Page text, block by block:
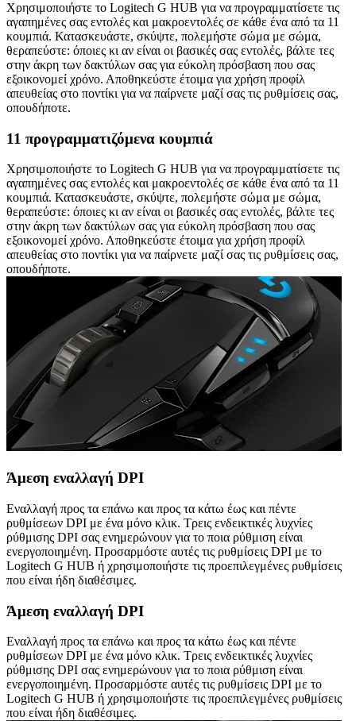
Χρησιμοποιήστε το Logitech G HUB για να προγραμματίσετε τις
αγαπημένες σας εντολές και μακροεντολές σε κάθε ένα από τα 11
κουμπιά. Κατασκευάστε, σκύψτε, πολεμήστε σώμα με σώμα,
θεραπεύστε: όποιες κι αν είναι οι βασικές σας εντολές, βάλτε τες
στην άκρη των δακτύλων σας για εύκολη πρόσβαση που σας
εξοικονομεί χρόνο. Αποθηκεύστε έτοιμα για χρήση προφίλ
απευθείας στο ποντίκι για να παίρνετε μαζί σας τις ρυθμίσεις σας,
οπουδήποτε.
11 προγραμματιζόμενα κουμπιά
Χρησιμοποιήστε το Logitech G HUB για να προγραμματίσετε τις
αγαπημένες σας εντολές και μακροεντολές σε κάθε ένα από τα 11
κουμπιά. Κατασκευάστε, σκύψτε, πολεμήστε σώμα με σώμα,
θεραπεύστε: όποιες κι αν είναι οι βασικές σας εντολές, βάλτε τες
στην άκρη των δακτύλων σας για εύκολη πρόσβαση που σας
εξοικονομεί χρόνο. Αποθηκεύστε έτοιμα για χρήση προφίλ
απευθείας στο ποντίκι για να παίρνετε μαζί σας τις ρυθμίσεις σας,
οπουδήποτε.
Άμεση εναλλαγή DPI
Εναλλαγή προς τα επάνω και προς τα κάτω έως και πέντε
ρυθμίσεων DPI με ένα μόνο κλικ. Τρεις ενδεικτικές λυχνίες
ρύθμισης DPI σας ενημερώνουν για το ποια ρύθμιση είναι
ενεργοποιημένη. Προσαρμόστε αυτές τις ρυθμίσεις DPI με το
Logitech G HUB ή χρησιμοποιήστε τις προεπιλεγμένες ρυθμίσεις
που είναι ήδη διαθέσιμες.
Άμεση εναλλαγή DPI
Εναλλαγή προς τα επάνω και προς τα κάτω έως και πέντε
ρυθμίσεων DPI με ένα μόνο κλικ. Τρεις ενδεικτικές λυχνίες
ρύθμισης DPI σας ενημερώνουν για το ποια ρύθμιση είναι
ενεργοποιημένη. Προσαρμόστε αυτές τις ρυθμίσεις DPI με το
Logitech G HUB ή χρησιμοποιήστε τις προεπιλεγμένες ρυθμίσεις
που είναι ήδη διαθέσιμες.